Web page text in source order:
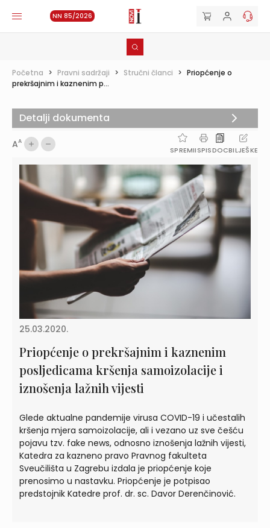
NN 85/2026
Početna > Pravni sadržaji > Stručni članci > Priopćenje o
prekršajnim i kaznenim p...
AA
SPREMIISPISDOCBILJEŠKE
25.03.2020.
Priopćenje o prekršajnim i kaznenim
posljedicama kršenja samoizolacije i
iznošenja lažnih vijesti
Glede aktualne pandemije virusa COVID-19 i učestalih
kršenja mjera samoizolacije, ali i vezano uz sve češću
pojavu tzv. fake news, odnosno iznošenja lažnih vijesti,
Katedra za kazneno pravo Pravnog fakulteta
Sveučilišta u Zagrebu izdala je priopćenje koje
prenosimo u nastavku. Priopćenje je potpisao
predstojnik Katedre prof. dr. sc. Davor Derenčinović.
Detalji dokumenta